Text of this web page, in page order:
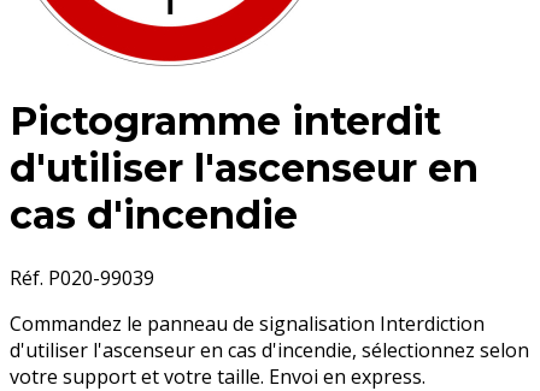
Pictogramme interdit
d'utiliser l'ascenseur en
cas d'incendie
Réf. P020-99039
Commandez le panneau de signalisation Interdiction
d'utiliser l'ascenseur en cas d'incendie, sélectionnez selon
votre support et votre taille. Envoi en express.